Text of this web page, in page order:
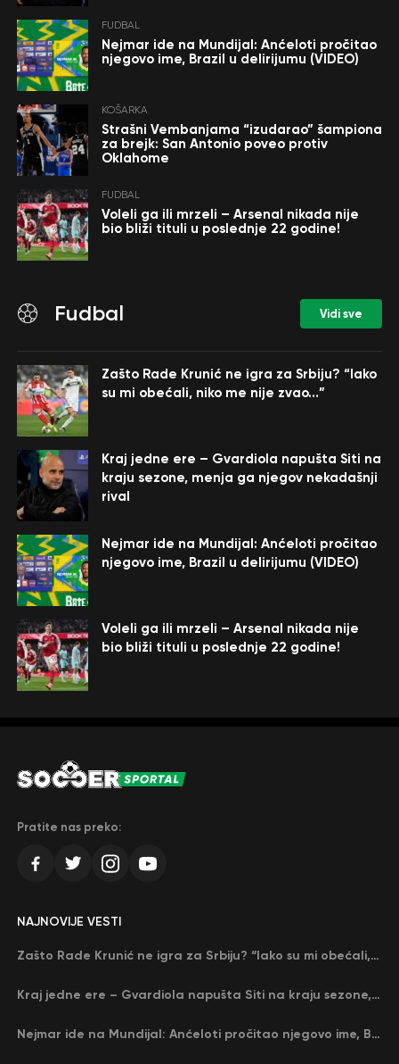
FUDBAL
Nejmar ide na Mundijal: Anćeloti pročitao
njegovo ime, Brazil u delirijumu (VIDEO)
KOŠARKA
Strašni Vembanjama “izudarao” šampiona
za brejk: San Antonio poveo protiv
Oklahome
FUDBAL
Voleli ga ili mrzeli – Arsenal nikada nije
bio bliži tituli u poslednje 22 godine!
Fudbal Vidi sve
Zašto Rade Krunić ne igra za Srbiju? “Iako
su mi obećali, niko me nije zvao…”
Kraj jedne ere – Gvardiola napušta Siti na
kraju sezone, menja ga njegov nekadašnji
rival
Nejmar ide na Mundijal: Anćeloti pročitao
njegovo ime, Brazil u delirijumu (VIDEO)
Voleli ga ili mrzeli – Arsenal nikada nije
bio bliži tituli u poslednje 22 godine!
Pratite nas preko:
NAJNOVIJE VESTI
Zašto Rade Krunić ne igra za Srbiju? “Iako su mi obećali, niko me nije zvao…”
Kraj jedne ere – Gvardiola napušta Siti na kraju sezone, menja ga njegov nekadašnji rival
Nejmar ide na Mundijal: Anćeloti pročitao njegovo ime, Brazil u delirijumu (VIDEO)